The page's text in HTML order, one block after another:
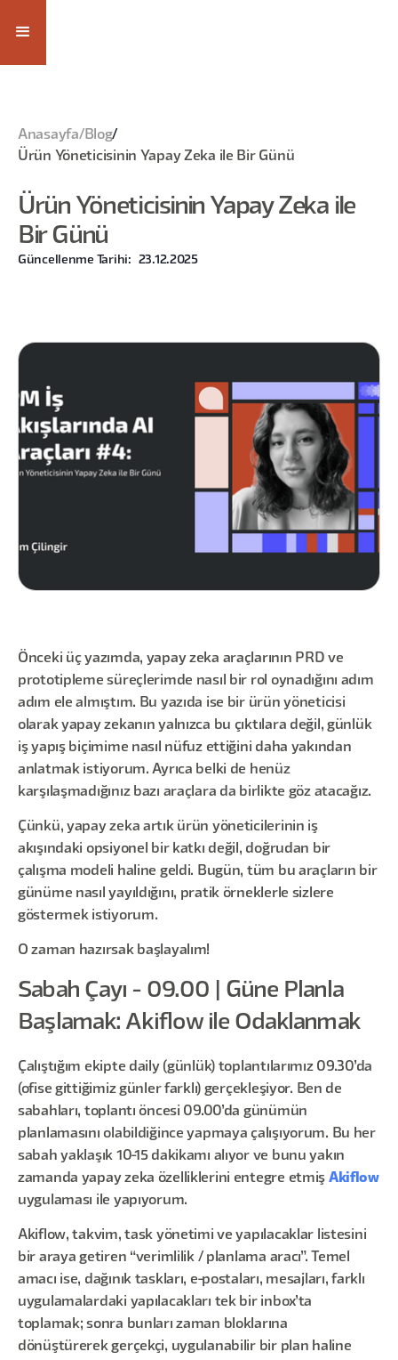
Anasayfa/ Blog/
Ürün Yöneticisinin Yapay Zeka ile Bir Günü
Ürün Yöneticisinin Yapay Zeka ile
Bir Günü
Güncellenme Tarihi: 23.12.2025
Önceki üç yazımda, yapay zeka araçlarının PRD ve
prototipleme süreçlerimde nasıl bir rol oynadığını adım
adım ele almıştım. Bu yazıda ise bir ürün yöneticisi
olarak yapay zekanın yalnızca bu çıktılara değil, günlük
iş yapış biçimime nasıl nüfuz ettiğini daha yakından
anlatmak istiyorum. Ayrıca belki de henüz
karşılaşmadığınız bazı araçlara da birlikte göz atacağız.
Çünkü, yapay zeka artık ürün yöneticilerinin iş
akışındaki opsiyonel bir katkı değil, doğrudan bir
çalışma modeli haline geldi. Bugün, tüm bu araçların bir
günüme nasıl yayıldığını, pratik örneklerle sizlere
göstermek istiyorum.
O zaman hazırsak başlayalım!
Sabah Çayı - 09.00 | Güne Planla
Başlamak: Akiflow ile Odaklanmak
Çalıştığım ekipte daily (günlük) toplantılarımız 09.30’da
(ofise gittiğimiz günler farklı) gerçekleşiyor. Ben de
sabahları, toplantı öncesi 09.00’da günümün
planlamasını olabildiğince yapmaya çalışıyorum. Bu her
sabah yaklaşık 10-15 dakikamı alıyor ve bunu yakın
zamanda yapay zeka özelliklerini entegre etmiş Akiflow
uygulaması ile yapıyorum.
Akiflow, takvim, task yönetimi ve yapılacaklar listesini
bir araya getiren “verimlilik / planlama aracı”. Temel
amacı ise, dağınık taskları, e-postaları, mesajları, farklı
uygulamalardaki yapılacakları tek bir inbox’ta
toplamak; sonra bunları zaman bloklarına
dönüştürerek gerçekçi, uygulanabilir bir plan haline